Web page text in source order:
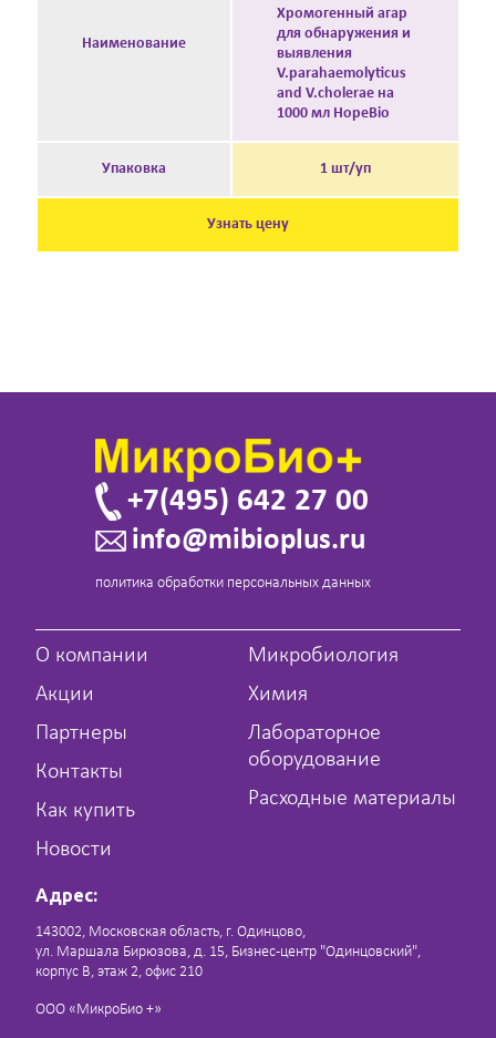
Наименование
Хромогенный агар
для обнаружения и
выявления
V.parahaemolyticus
and V.cholerae на
1000 мл HopeBio
Упаковка 1 шт/уп
Узнать цену
+7(495) 642 27 00
info@mibioplus.ru
политика обработки персональных данных
О компании
Акции
Партнеры
Контакты
Как купить
Новости
Микробиология
Химия
Лабораторное
оборудование
Расходные материалы
Адрес:
143002, Московская область, г. Одинцово,
ул. Маршала Бирюзова, д. 15, Бизнес-центр "Одинцовский",
корпус В, этаж 2, офис 210
ООО «МикроБио +»